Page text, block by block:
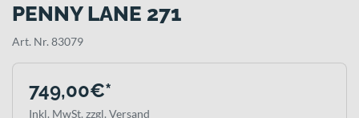
PENNY LANE 271
Art. Nr. 83079
749,00€*
Inkl. MwSt. zzgl. Versand